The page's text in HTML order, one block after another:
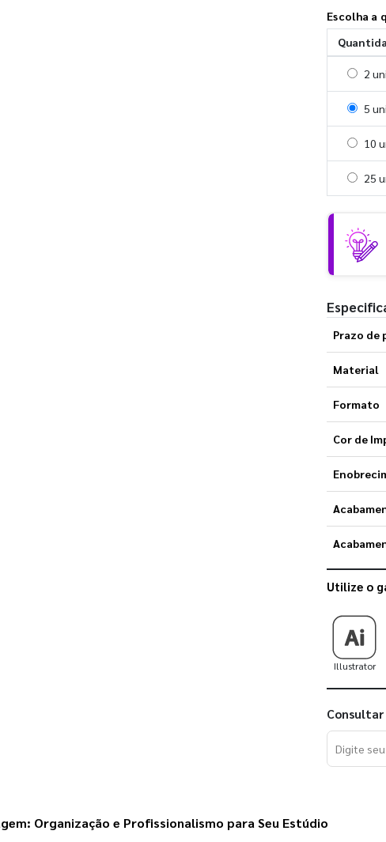
Escolha a
2
5
10
25
Prazo de
Material
Formato
Cor de
Utilize o
Illustrator
Organização e Profissionalismo para Seu Estúdio